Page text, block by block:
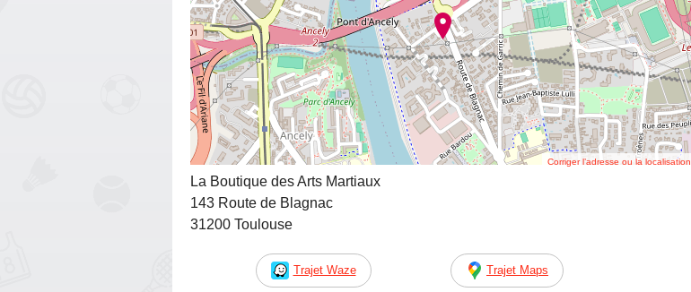
Corriger l’adresse ou la localisation
La Boutique des Arts Martiaux
143 Route de Blagnac
31200 Toulouse
Trajet Waze Trajet Maps